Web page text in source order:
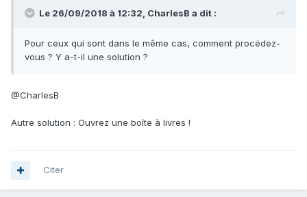
Le 26/09/2018 à 12:32, CharlesB a dit :
Pour ceux qui sont dans le même cas, comment procédez-
vous ? Y a-t-il une solution ?
@CharlesB
Autre solution : Ouvrez une boîte à livres !
Citer